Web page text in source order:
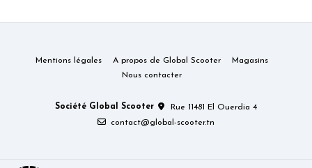
Mentions légales A propos de Global Scooter
Magasins
Nous contacter
Société Global Scooter
Rue 11481 El Ouerdia 4
contact@global-scooter.tn